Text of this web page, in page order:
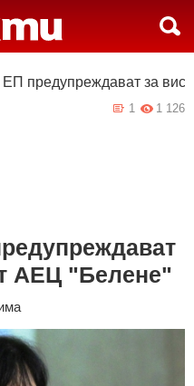
предупреждават за
1 126
1
АЕЦ "Белене"